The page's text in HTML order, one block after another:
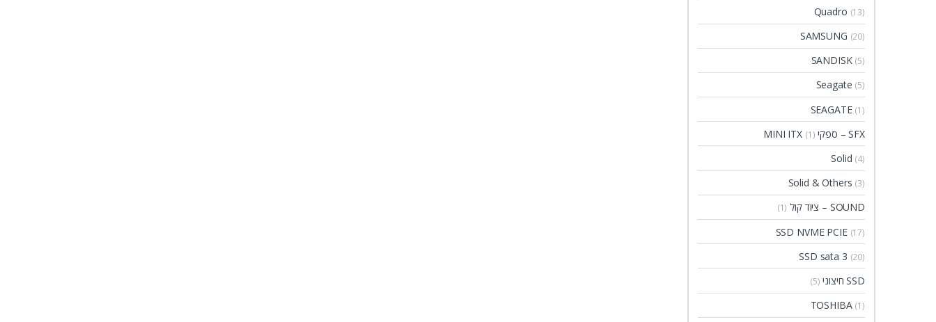
Quadro (13)
SAMSUNG (20)
SANDISK (5)
Seagate (5)
SEAGATE (1)
SFX – ספקי MINI ITX (1)
Solid (4)
Solid & Others (3)
SOUND – ציוד קול (1)
SSD NVME PCIE (17)
SSD sata 3 (20)
SSD חיצוני (5)
TOSHIBA (1)